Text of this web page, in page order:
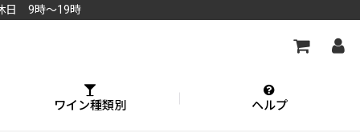
日 9時～19時
ワイン種類別 ヘルプ